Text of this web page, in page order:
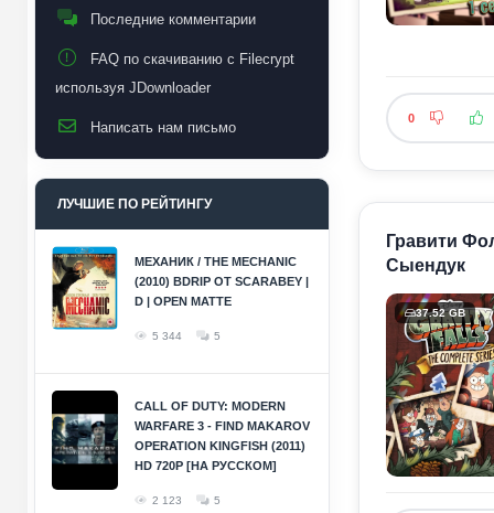
Последние комментарии
FAQ по скачиванию с Filecrypt
используя JDownloader
Написать нам письмо
ЛУЧШИЕ ПО РЕЙТИНГУ
МЕХАНИК / THE MECHANIC
(2010) BDRIP ОТ SCARABEY |
D | OPEN MATTE
5 344 5
CALL OF DUTY: MODERN
WARFARE 3 - FIND MAKAROV
OPERATION KINGFISH (2011)
HD 720P [НА РУССКОМ]
2 123 5
0
Гравити
Сыендук
37.52 GB